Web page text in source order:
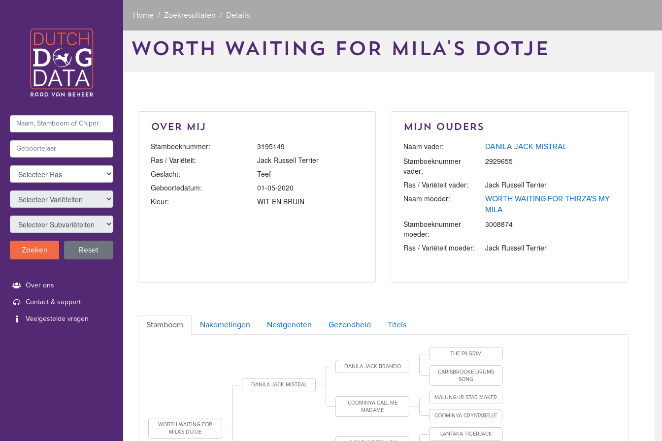
Zoeken Reset
Over ons
Contact & support
Veelgestelde vragen
Home Zoekresultaten Details
WORTH WAITING FOR MILA'S DOTJE
Over mij
Stamboeknummer:
3195149
Ras / Variëteit:
Jack Russell Terrier
Geslacht:
Teef
Geboortedatum:
01-05-2020
Kleur:
WIT EN BRUIN
Mijn Ouders
Naam vader:
DANILA JACK MISTRAL
Stamboeknummer
vader:
2929655
Ras / Variëteit vader:
Jack Russell Terrier
Naam moeder:
WORTH WAITING FOR THIRZA'S MY
MILA
Stamboeknummer
moeder:
3008874
Ras / Variëteit moeder: Jack Russell Terrier
Stamboom Nakomelingen Nestgenoten Gezondheid Titels
WORTH WAITING FOR
MILA'S DOTJE
DANILA JACK MISTRAL
DANILA JACK BRANDO
THE PILGRIM
CARISBROOKE DRUMS
SONG
COOMINYA CALL ME
MADAME
MALUNG/JR STAR MAKER
COOMINYA CRYSTABELLE
LANTAKA TIGERJACK